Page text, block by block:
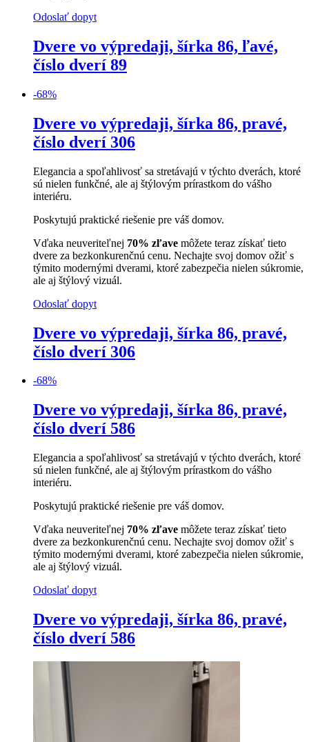
Odoslať dopyt
Dvere vo výpredaji, šírka 86, ľavé,
číslo dverí 89
-68%
Dvere vo výpredaji, šírka 86, pravé,
číslo dverí 306
Elegancia a spoľahlivosť sa stretávajú v týchto dverách, ktoré
sú nielen funkčné, ale aj štýlovým prírastkom do vášho
interiéru.
Poskytujú praktické riešenie pre váš domov.
Vďaka neuveriteľnej 70% zľave môžete teraz získať tieto
dvere za bezkonkurenčnú cenu. Nechajte svoj domov ožiť s
týmito modernými dverami, ktoré zabezpečia nielen súkromie,
ale aj štýlový vizuál.
Odoslať dopyt
Dvere vo výpredaji, šírka 86, pravé,
číslo dverí 306
-68%
Dvere vo výpredaji, šírka 86, pravé,
číslo dverí 586
Elegancia a spoľahlivosť sa stretávajú v týchto dverách, ktoré
sú nielen funkčné, ale aj štýlovým prírastkom do vášho
interiéru.
Poskytujú praktické riešenie pre váš domov.
Vďaka neuveriteľnej 70% zľave môžete teraz získať tieto
dvere za bezkonkurenčnú cenu. Nechajte svoj domov ožiť s
týmito modernými dverami, ktoré zabezpečia nielen súkromie,
ale aj štýlový vizuál.
Odoslať dopyt
Dvere vo výpredaji, šírka 86, pravé,
číslo dverí 586